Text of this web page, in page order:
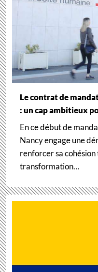
Le contrat de
: un cap ambitieux
En ce début de
Nancy engage une
renforcer sa
transformation…